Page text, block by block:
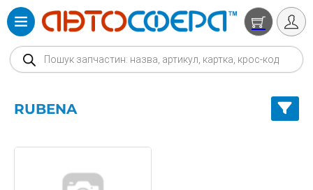
Products search
RUBENA